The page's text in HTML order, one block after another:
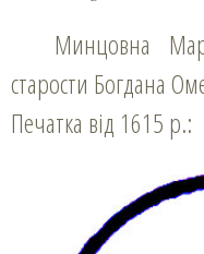
Минцовна Марина, дружина степанського
старости Богдана
Печатка від 1615 р.: